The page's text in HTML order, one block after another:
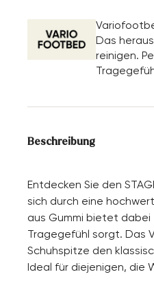
Das
reinigen.
Beschreibung
Entdecken Sie den
sich durch eine
aus Gummi bietet dabei
Tragegefühl sorgt. Das
Schuhspitze den
Ideal für diejenigen, die